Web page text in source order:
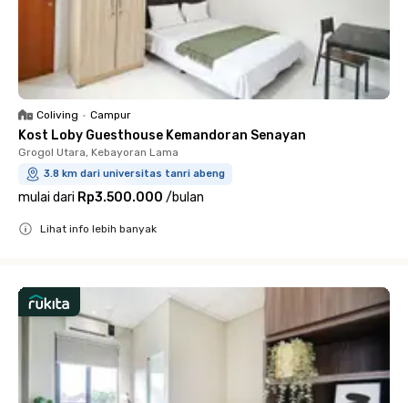
Coliving • Campur
Kost Loby Guesthouse Kemandoran Senayan
Grogol Utara, Kebayoran Lama
3.8 km dari universitas tanri abeng
mulai dari Rp3.500.000 /bulan
Lihat info lebih banyak